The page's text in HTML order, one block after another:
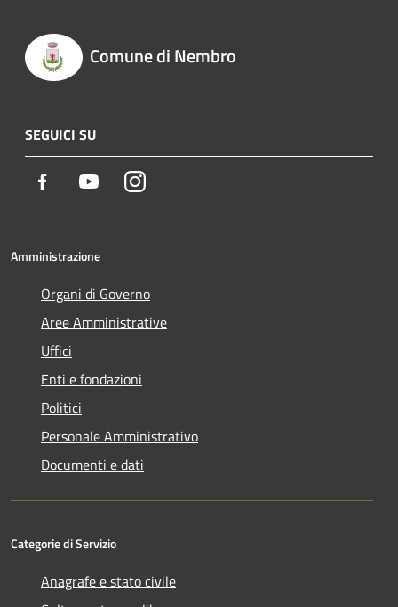
Comune di Nembro
SEGUICI SU
Facebook YoutubeInstagram
Amministrazione
Organi di Governo
Aree Amministrative
Uffici
Enti e fondazioni
Politici
Personale Amministrativo
Documenti e dati
Categorie di Servizio
Anagrafe e stato civile